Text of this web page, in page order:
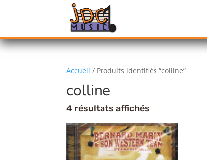
Accueil / Produits identifiés “colline”
colline
4 résultats affichés